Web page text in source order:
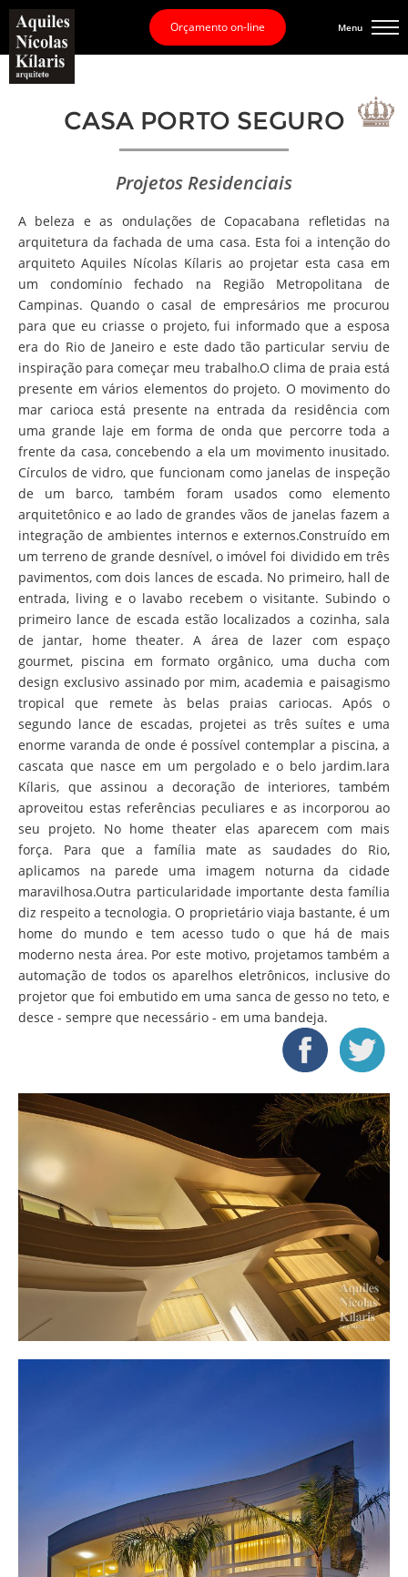
Orçamento on-line Menu
CASA PORTO SEGURO
Projetos Residenciais
A beleza e as ondulações de Copacabana refletidas na
arquitetura da fachada de uma casa. Esta foi a intenção do
arquiteto Aquiles Nícolas Kílaris ao projetar esta casa em
um condomínio fechado na Região Metropolitana de
Campinas. Quando o casal de empresários me procurou
para que eu criasse o projeto, fui informado que a esposa
era do Rio de Janeiro e este dado tão particular serviu de
inspiração para começar meu trabalho.O clima de praia está
presente em vários elementos do projeto. O movimento do
mar carioca está presente na entrada da residência com
uma grande laje em forma de onda que percorre toda a
frente da casa, concebendo a ela um movimento inusitado.
Círculos de vidro, que funcionam como janelas de inspeção
de um barco, também foram usados como elemento
arquitetônico e ao lado de grandes vãos de janelas fazem a
integração de ambientes internos e externos.Construído em
um terreno de grande desnível, o imóvel foi dividido em três
pavimentos, com dois lances de escada. No primeiro, hall de
entrada, living e o lavabo recebem o visitante. Subindo o
primeiro lance de escada estão localizados a cozinha, sala
de jantar, home theater. A área de lazer com espaço
gourmet, piscina em formato orgânico, uma ducha com
design exclusivo assinado por mim, academia e paisagismo
tropical que remete às belas praias cariocas. Após o
segundo lance de escadas, projetei as três suítes e uma
enorme varanda de onde é possível contemplar a piscina, a
cascata que nasce em um pergolado e o belo jardim.Iara
Kílaris, que assinou a decoração de interiores, também
aproveitou estas referências peculiares e as incorporou ao
seu projeto. No home theater elas aparecem com mais
força. Para que a família mate as saudades do Rio,
aplicamos na parede uma imagem noturna da cidade
maravilhosa.Outra particularidade importante desta família
diz respeito a tecnologia. O proprietário viaja bastante, é um
home do mundo e tem acesso tudo o que há de mais
moderno nesta área. Por este motivo, projetamos também a
automação de todos os aparelhos eletrônicos, inclusive do
projetor que foi embutido em uma sanca de gesso no teto, e
desce - sempre que necessário - em uma bandeja.